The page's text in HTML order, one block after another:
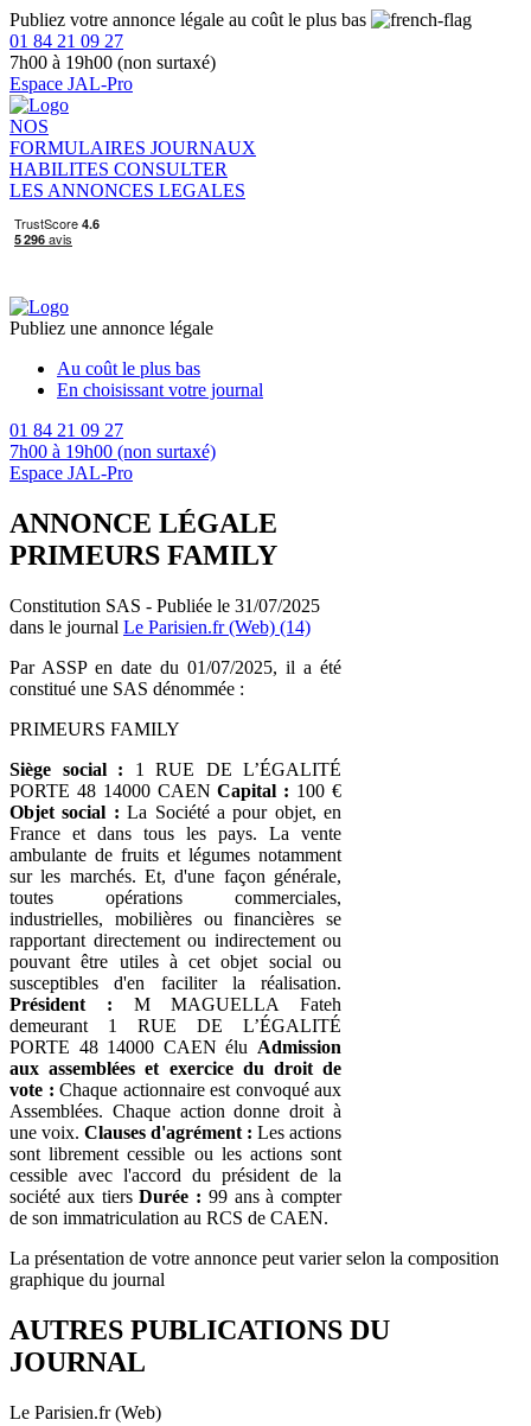
Publiez votre annonce légale au coût le plus bas
01 84 21 09 27
7h00 à 19h00 (non surtaxé)
Espace JAL-Pro
NOS
FORMULAIRES JOURNAUX
HABILITES CONSULTER
LES ANNONCES LEGALES
Publiez une annonce légale
Au coût le plus bas
En choisissant votre journal
01 84 21 09 27
7h00 à 19h00 (non surtaxé)
Espace JAL-Pro
ANNONCE LÉGALE
PRIMEURS FAMILY
Constitution SAS - Publiée le 31/07/2025
dans le journal Le Parisien.fr (Web) (14)
Par ASSP en date du 01/07/2025, il a été
constitué une SAS dénommée :
PRIMEURS FAMILY
Siège social : 1 RUE DE L’ÉGALITÉ
PORTE 48 14000 CAENCapital : 100 €
Objet social : La Société a pour objet, en
France et dans tous les pays. La vente
ambulante de fruits et légumes notamment
sur les marchés. Et, d'une façon générale,
toutes opérations commerciales,
industrielles, mobilières ou financières se
rapportant directement ou indirectement ou
pouvant être utiles à cet objet social ou
susceptibles d'en faciliter la réalisation.
Président : M MAGUELLA Fateh
demeurant 1 RUE DE L’ÉGALITÉ
PORTE 48 14000 CAEN élu Admission
aux assemblées et exercice du droit de
vote : Chaque actionnaire est convoqué aux
Assemblées. Chaque action donne droit à
une voix. Clauses d'agrément : Les actions
sont librement cessible ou les actions sont
cessible avec l'accord du président de la
société aux tiersDurée : 99 ans à compter
de son immatriculation au RCS de CAEN.
La présentation de votre annonce peut varier selon la composition
graphique du journal
AUTRES PUBLICATIONS DU
JOURNAL
Le Parisien.fr (Web)